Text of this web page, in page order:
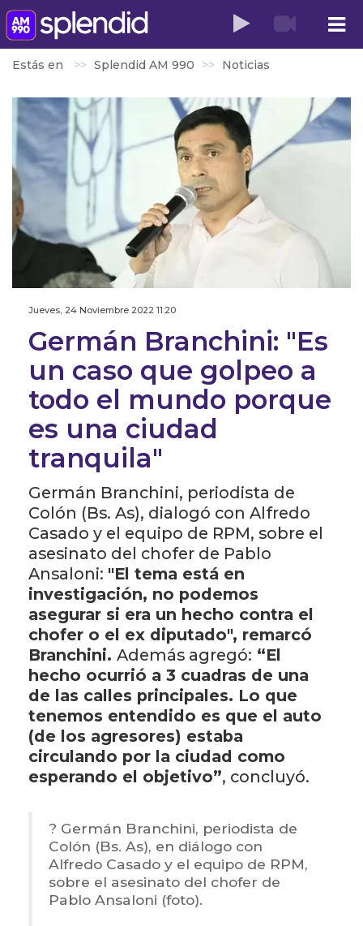
Estás en Splendid AM 990 Noticias
Jueves, 24 Noviembre 2022 11:20
Germán Branchini: "Es
un caso que golpeo a
todo el mundo porque
es una ciudad
tranquila"
Germán Branchini, periodista de
Colón (Bs. As), dialogó con Alfredo
Casado y el equipo de RPM, sobre el
asesinato del chofer de Pablo
Ansaloni: "El tema está en
investigación, no podemos
asegurar si era un hecho contra el
chofer o el ex diputado", remarcó
Branchini. Además agregó: “El
hecho ocurrió a 3 cuadras de una
de las calles principales. Lo que
tenemos entendido es que el auto
(de los agresores) estaba
circulando por la ciudad como
esperando el objetivo”, concluyó.
? Germán Branchini, periodista de
Colón (Bs. As), en diálogo con
Alfredo Casado y el equipo de RPM,
sobre el asesinato del chofer de
Pablo Ansaloni (foto).